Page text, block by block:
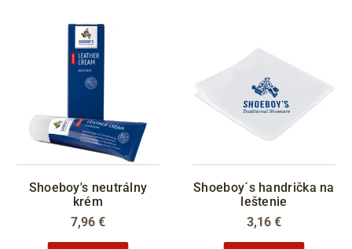
Shoeboy's neutrálny
krém
7,96 €
Shoeboy´s handrička na
leštenie
3,16 €